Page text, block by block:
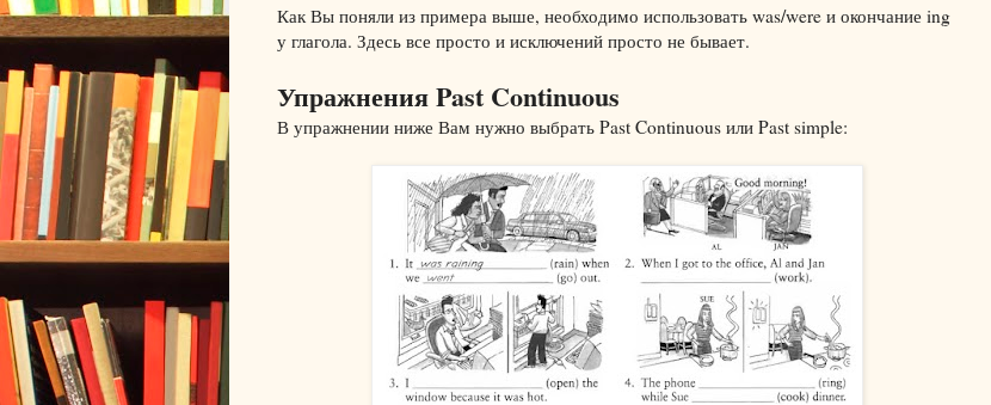
Как Вы поняли из примера выше, необходимо использовать was/were и окончание ing
у глагола. Здесь все просто и исключений просто не бывает.
Упражнения Past Continuous
В упражнении ниже Вам нужно выбрать Past Continuous или Past simple: